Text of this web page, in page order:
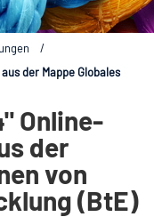
/
der Mappe Globales
Online-
der
von
(BtE)